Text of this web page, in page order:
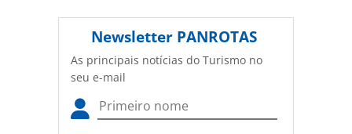
Newsletter PANROTAS
As principais notícias do Turismo no
seu e-mail